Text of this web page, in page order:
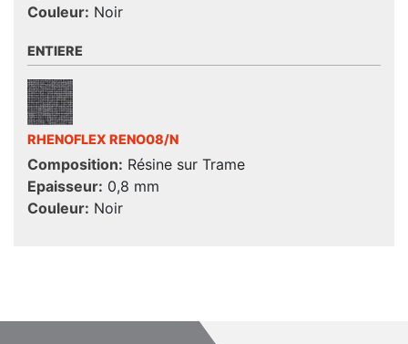
Couleur: Noir
ENTIERE
RHENOFLEX RENO08/N
Composition: Résine sur Trame
Epaisseur: 0,8 mm
Couleur: Noir